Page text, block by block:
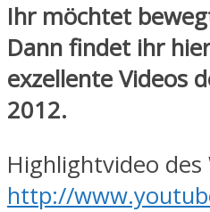
Ihr möchtet
Dann findet ihr
exzellente Videos
2012.
Highlightvideo
http://